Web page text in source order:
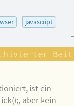
javascript
ist ein
aber kein